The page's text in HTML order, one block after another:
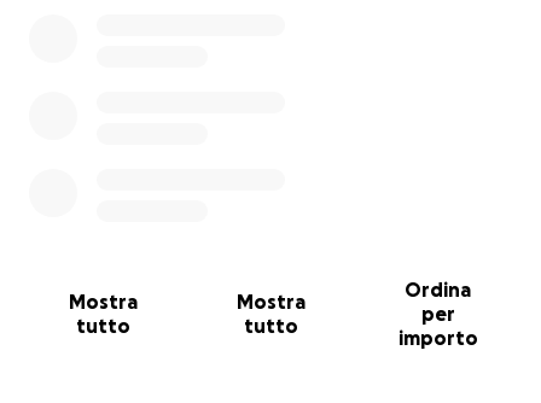
Mostra
tutto
Mostra
tutto
Ordina
per
importo